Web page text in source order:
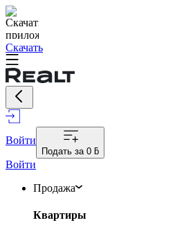
Скачать
Войти
Подать за 0 ƃ
Войти
Продажа
Квартиры